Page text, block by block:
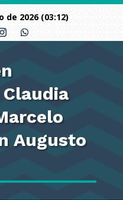
de 2026 (03:12)
Augusto